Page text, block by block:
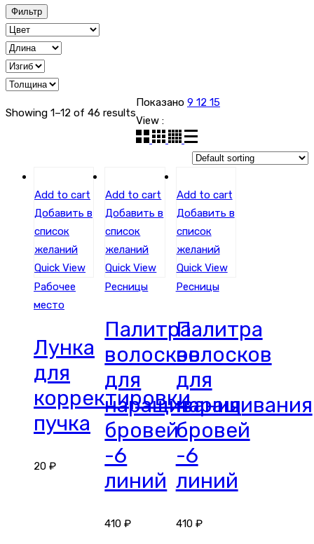
Фильтр
Showing 1–12 of 46 results
Показано 9 12 15
View :
Add to cart
Добавить в
список
желаний
Quick View
Рабочее
место
Лунка
для
корректировки
пучка
20 ₽
Add to cart
Добавить в
список
желаний
Quick View
Ресницы
Палитра
волосков
для
наращивания
бровей
-6
линий
410₽
Add to cart
Добавить в
список
желаний
Quick View
Ресницы
Палитра
волосков
для
наращивания
бровей
-6
линий
410 ₽